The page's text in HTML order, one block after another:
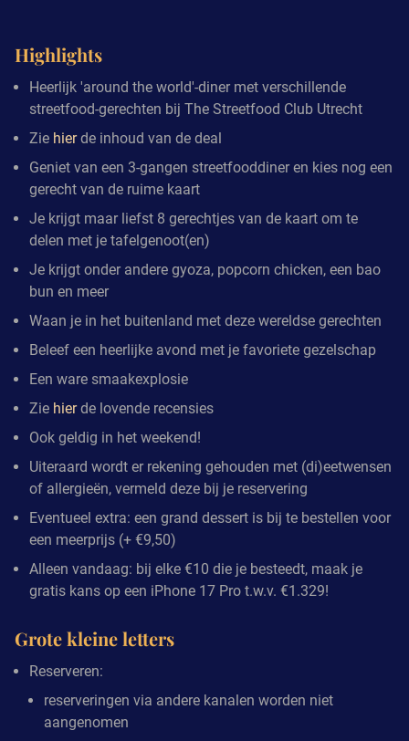
Highlights
Heerlijk 'around the world'-diner met verschillende
streetfood-gerechten bij The Streetfood Club Utrecht
Zie hierde inhoud van de deal
Geniet van een 3-gangen streetfooddiner en kies nog een
gerecht van de ruime kaart
Je krijgt maar liefst 8 gerechtjes van de kaart om te
delen met je tafelgenoot(en)
Je krijgt onder andere gyoza, popcorn chicken, een bao
bun en meer
Waan je in het buitenland met deze wereldse gerechten
Beleef een heerlijke avond met je favoriete gezelschap
Een ware smaakexplosie
Zie hierde lovende recensies
Ook geldig in het weekend!
Uiteraard wordt er rekening gehouden met (di)eetwensen
of allergieën, vermeld deze bij je reservering
Eventueel extra: een grand dessert is bij te bestellen voor
een meerprijs (+ €9,50)
Alleen vandaag: bij elke €10 die je besteedt, maak je
gratis kans op een iPhone 17 Pro t.w.v. €1.329!
Grote kleine letters
Reserveren:
reserveringen via andere kanalen worden niet
aangenomen